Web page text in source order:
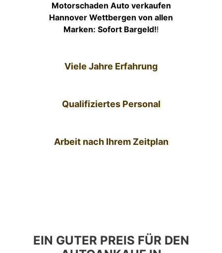
Motorschaden Auto verkaufen
Hannover Wettbergen von allen
Marken: Sofort Bargeld!!
Viele Jahre Erfahrung
Qualifiziertes Personal
Arbeit nach Ihrem Zeitplan
EIN GUTER PREIS FÜR DEN